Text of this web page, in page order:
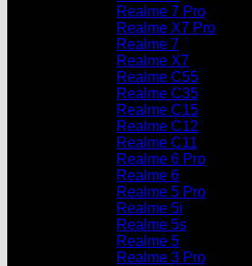
Realme 7 Pro
Realme X7 Pro
Realme 7
Realme X7
Realme C55
Realme C35
Realme C15
Realme C12
Realme C11
Realme 6 Pro
Realme 6
Realme 5 Pro
Realme 5i
Realme 5s
Realme 5
Realme 3 Pro